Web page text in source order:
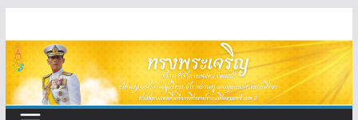
to
content